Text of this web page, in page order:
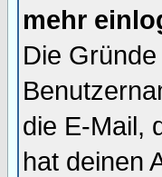
mehr
Die
die E-Mail,
hat deinen